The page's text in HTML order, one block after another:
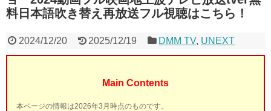
料日本語吹き替え再放送フル視聴はこちら！
2024/12/20 2025/12/19 DMM TV, UNEXT
Main Contents
本ページの情報は2026年3月時点のものです。